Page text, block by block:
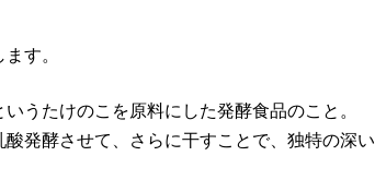
す。
いうたけのこを原料にした発酵食品のこと。
発酵させて、さらに干すことで、独特の深い